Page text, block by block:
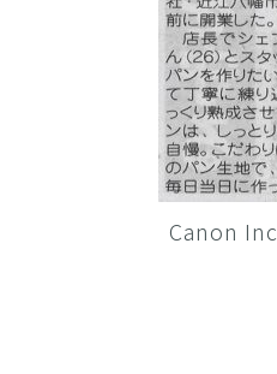
Canon Inc